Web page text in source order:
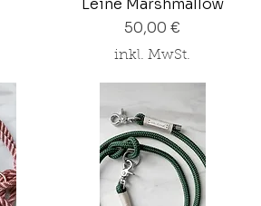
Leine Marshmallow
Preis
50,00 €
inkl. MwSt.